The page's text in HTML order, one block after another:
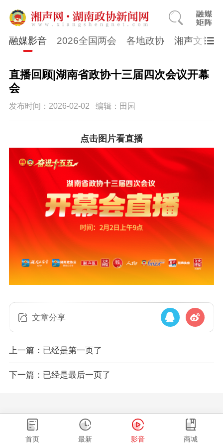
融媒影音 2026全国两会 各地政协 湘声文博
直播回顾|湖南省政协十三届四次会议开幕
会
发布时间：2026-02-02 编辑：田园
点击图片看直播
文章分享
上一篇：已经是第一页了
下一篇：已经是最后一页了
首页 最新 影音 商城